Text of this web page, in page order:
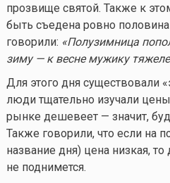
прозвище святой. Также к
быть съедена ровно
говорили: «Полузимница
зиму — к весне мужику
Для этого дня существовали
люди тщательно изучали
рынке дешевеет — значит,
Также говорили, что если на
название дня) цена низкая,
не поднимется.